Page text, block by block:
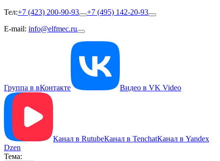
Тел:+7 (423) 200-90-93
+7 (495) 142-20-93
E-mail: info@elfmec.ru
Группа в вКонтакте Видео в VK Video
Канал в RutubeКанал в TenchatКанал в Yandex
Dzen
Тема: